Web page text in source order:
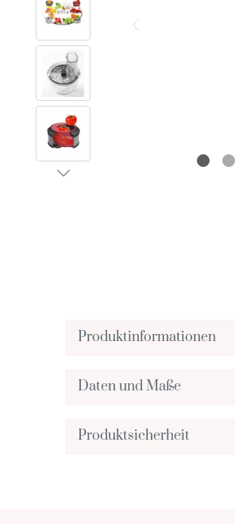
Produktinformationen
Daten und Maße
Produktsicherheit